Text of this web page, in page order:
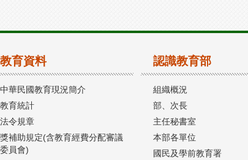
教育資料
中華民國教育現況簡介
教育統計
法令規章
獎補助規定(含教育經費分配審議
委員會)
認識教育部
組織概況
部、次長
主任秘書室
本部各單位
國民及學前教育署